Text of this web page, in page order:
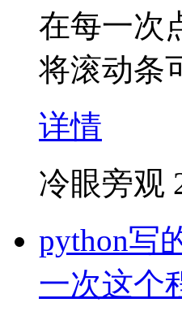
在每一次
将滚动条
详情
冷眼旁观
python写
一次这个